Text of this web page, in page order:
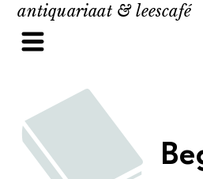
antiquariaat & leescafé